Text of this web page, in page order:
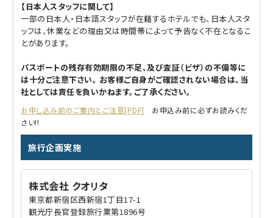
【日本人スタッフに関して】
一部の日本人・日本語スタッフが在籍するホテルでも、日本人スタ
ッフは、休業などの理由又は時間帯によって予告なく不在となるこ
とがあります。
パスポートの残存有効期限の不足、及び査証（ビザ）の不備等に
は十分ご注意下さい。 お客様ご自身がご確認されない場合は、当
社としては責任を負いかねます。ご了承ください。
お申し込み前のご案内とご注意[PDF]
お申込み前に必ずお読みくだ
さい!!
旅行企画実施
株式会社 クオリタ
東京都新宿区西新宿1丁目17-1
観光庁長官登録旅行業第1896号